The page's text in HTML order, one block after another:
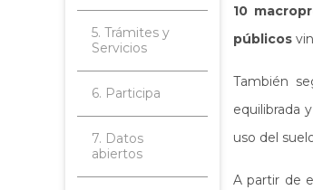
5. Trámites y
Servicios
6. Participa
7. Datos
abiertos
10
públicos
También
equilibrada
uso del
A partir de